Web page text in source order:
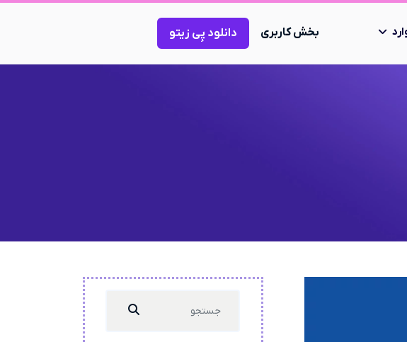
بخش کاربری دانلود پِی زیتو